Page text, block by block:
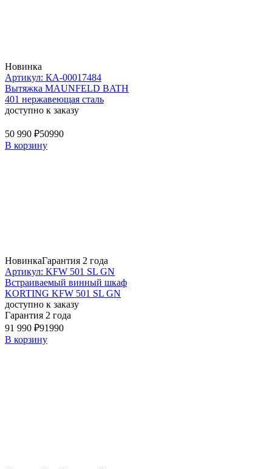
Новинка
Артикул: КА-00017484
Вытяжка MAUNFELD BATH
401 нержавеющая сталь
доступно к заказу
50 990 ₽50990
В корзину
НовинкаГарантия 2 года
Артикул: KFW 501 SL GN
Встраиваемый винный шкаф
KORTING KFW 501 SL GN
доступно к заказу
Гарантия 2 года
91 990 ₽91990
В корзину